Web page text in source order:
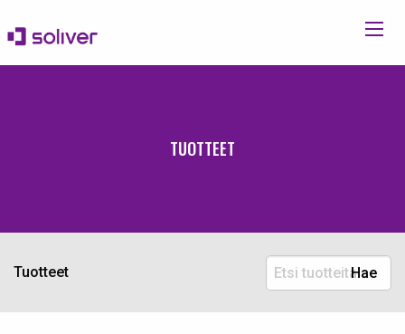
TUOTTEET
Tuotteet
Etsi
tuotteita:
Hae